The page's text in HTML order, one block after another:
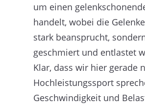
um einen
handelt, wobei die
stark beansprucht,
geschmiert und entlastet
Klar, dass wir hier gerade
Hochleistungssport
Geschwindigkeit und